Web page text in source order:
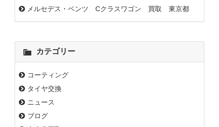
メルセデス・ベンツ Cクラスワゴン 買取 東京都
カテゴリー
コーティング
タイヤ交換
ニュース
ブログ